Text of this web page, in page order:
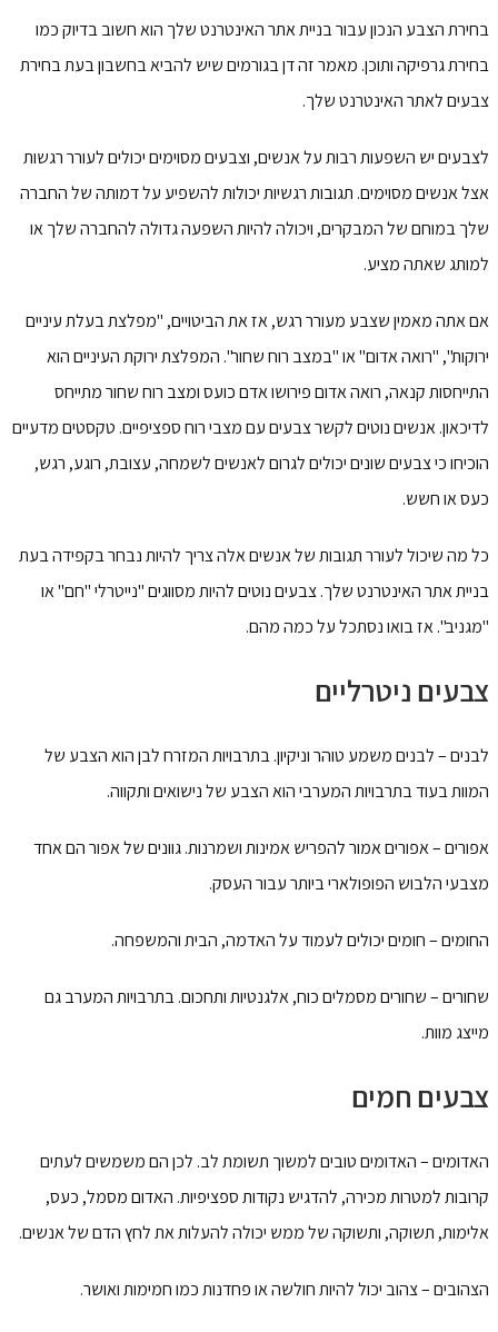
בחירת הצבע הנכון עבור בניית אתר האינטרנט שלך הוא חשוב בדיוק כמו
בחירת גרפיקה ותוכן. מאמר זה דן בגורמים שיש להביא בחשבון בעת ​​בחירת
צבעים לאתר האינטרנט שלך.
לצבעים יש השפעות רבות על אנשים, וצבעים מסוימים יכולים לעורר רגשות
אצל אנשים מסוימים. תגובות רגשיות יכולות להשפיע על דמותה של החברה
שלך במוחם של המבקרים, ויכולה להיות השפעה גדולה להחברה שלך או
למותג שאתה מציע.
אם אתה מאמין שצבע מעורר רגש, אז את הביטויים, "מפלצת בעלת עיניים
ירוקות", "רואה אדום" או "במצב רוח שחור". המפלצת ירוקת העיניים הוא
התייחסות קנאה, רואה אדום פירושו אדם כועס ומצב רוח שחור מתייחס
לדיכאון. אנשים נוטים לקשר צבעים עם מצבי רוח ספציפיים. טקסטים מדעיים
הוכיחו כי צבעים שונים יכולים לגרום לאנשים לשמחה, עצובת, רוגע, רגש,
כעס או חשש.
כל מה שיכול לעורר תגובות של אנשים אלה צריך להיות נבחר בקפידה בעת
בניית אתר האינטרנט שלך. צבעים נוטים להיות מסווגים "נייטרלי "חם" או
"מגניב". אז בואו נסתכל על כמה מהם.
צבעים ניטרליים
לבנים – לבנים משמע טוהר וניקיון. בתרבויות המזרח לבן הוא הצבע של
המוות בעוד בתרבויות המערבי הוא הצבע של נישואים ותקווה.
אפורים – אפורים אמור להפריש אמינות ושמרנות. גוונים של אפור הם אחד
מצבעי הלבוש הפופולארי ביותר עבור העסק.
החומים – חומים יכולים לעמוד על האדמה, הבית והמשפחה.
שחורים – שחורים מסמלים כוח, אלגנטיות ותחכום. בתרבויות המערב גם
מייצג מוות.
צבעים חמים
האדומים – האדומים טובים למשוך תשומת לב. לכן הם משמשים לעתים
קרובות למטרות מכירה, להדגיש נקודות ספציפיות. האדום מסמל, כעס,
אלימות, תשוקה, ותשוקה של ממש יכולה להעלות את לחץ הדם של אנשים.
הצהובים – צהוב יכול להיות חולשה או פחדנות כמו חמימות ואושר.